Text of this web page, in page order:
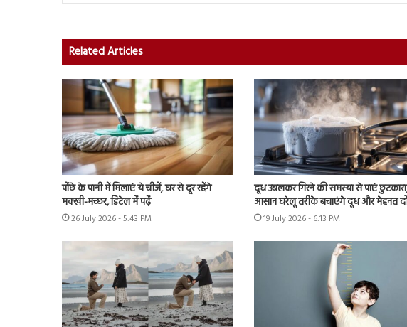
Related Articles
पोंछे के पानी में मिलाएं ये चीजें, घर से दूर रहेंगे
मक्खी-मच्छर, डिटेल में पढ़ें
26 July 2026 - 5:43 PM
दूध उबलकर गिरने की समस्या से पाएं
आसान घरेलू तरीके बचाएंगे दूध और मेहनत
19 July 2026 - 6:13 PM